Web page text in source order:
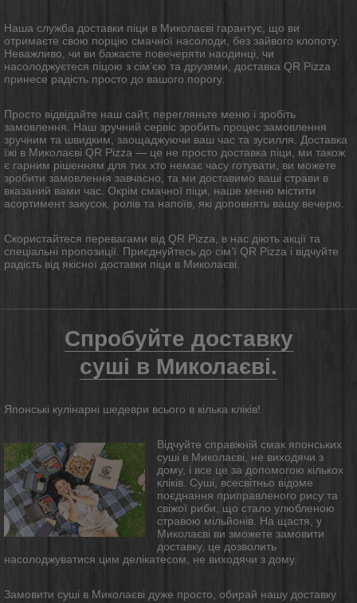
Наша служба доставки піци в Миколаєві гарантує, що ви
отримаєте свою порцію смачної насолоди, без зайвого клопоту.
Неважливо, чи ви бажаєте повечеряти наодинці, чи
насолоджуєтеся піцою з сім’єю та друзями, доставка QR Pizza
принесе радість просто до вашого порогу.
Просто відвідайте наш сайт, перегляньте меню і зробіть
замовлення. Наш зручний сервіс зробить процес замовлення
зручним та швидким, заощаджуючи ваш час та зусилля. Доставка
їжі в Миколаєві QR Pizza — це не просто доставка піци, ми також
є гарним рішенням для тих хто немає часу готувати, ви можете
зробити замовлення завчасно, та ми доставимо ваші страви в
вказаний вами час. Окрім смачної піци, наше меню містити
асортимент закусок, ролів та напоїв, які доповнять вашу вечерю.
Скористайтеся перевагами від QR Pizza, в нас діють акції та
спеціальні пропозиції. Приєднуйтесь до сім’ї QR Pizza і відчуйте
радість від якісної доставки піци в Миколаєві.
Спробуйте доставку
суші в Миколаєві.
Японські кулінарні шедеври всього в кілька кліків!
Відчуйте справжній смак японських
суші в Миколаєві, не виходячи з
дому, і все це за допомогою кількох
кліків. Суші, всесвітньо відоме
поєднання приправленого рису та
свіжої риби, що стало улюбленою
стравою мільйонів. На щастя, у
Миколаєві ви зможете замовити
доставку, це дозволить
насолоджуватися цим делікатесом, не виходячи з дому.
Замовити суші в Миколаєві дуже просто, обирай нашу доставку